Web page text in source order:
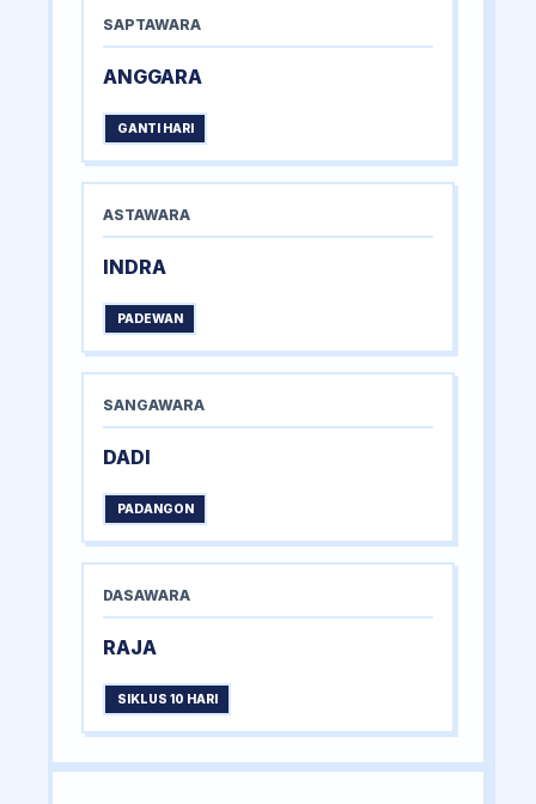
SAPTAWARA
ANGGARA
GANTI HARI
ASTAWARA
INDRA
PADEWAN
SANGAWARA
DADI
PADANGON
DASAWARA
RAJA
SIKLUS 10 HARI